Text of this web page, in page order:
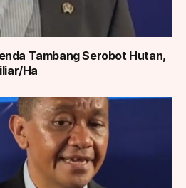
Tambang Serobot Hutan,
Ha